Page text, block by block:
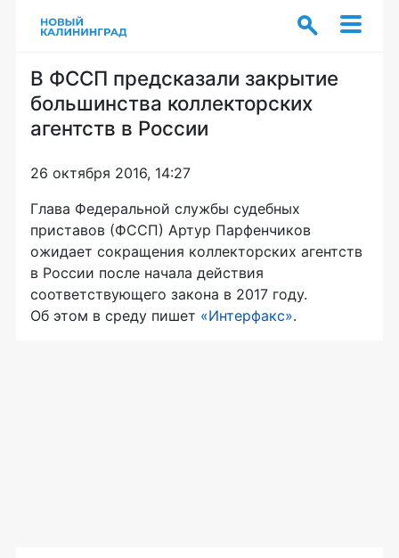
В ФССП предсказали закрытие
большинства коллекторских
агентств в России
26 октября 2016, 14:27
Глава Федеральной службы судебных
приставов (ФССП) Артур Парфенчиков
ожидает сокращения коллекторских агентств
в России после начала действия
соответствующего закона в 2017 году.
Об этом в среду пишет «Интерфакс».